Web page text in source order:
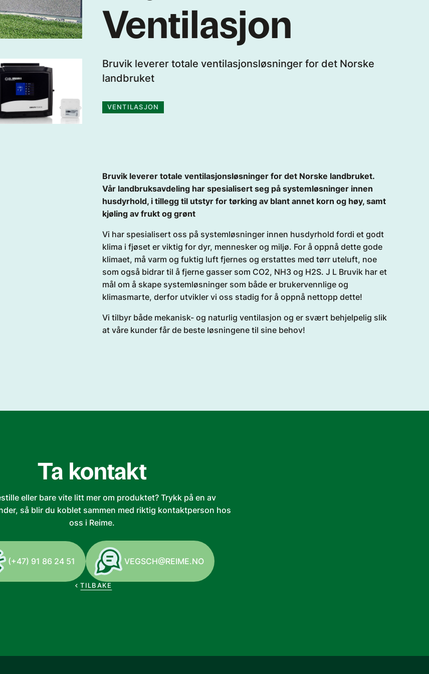
Ventilasjon
Bruvik leverer totale ventilasjonsløsninger for det Norske
landbruket
VENTILASJON
Bruvik leverer totale ventilasjonsløsninger for det Norske landbruket.
Vår landbruksavdeling har spesialisert seg på systemløsninger innen
husdyrhold, i tillegg til utstyr for tørking av blant annet korn og høy, samt
kjøling av frukt og grønt
Vi har spesialisert oss på systemløsninger innen husdyrhold fordi et godt
klima i fjøset er viktig for dyr, mennesker og miljø. For å oppnå dette gode
klimaet, må varm og fuktig luft fjernes og erstattes med tørr uteluft, noe
som også bidrar til å fjerne gasser som CO2, NH3 og H2S. J L Bruvik har et
mål om å skape systemløsninger som både er brukervennlige og
klimasmarte, derfor utvikler vi oss stadig for å oppnå nettopp dette!
Vi tilbyr både mekanisk- og naturlig ventilasjon og er svært behjelpelig slik
at våre kunder får de beste løsningene til sine behov!
Ta kontakt
eller bare vite litt mer om produktet? Trykk på en av
så blir du koblet sammen med riktig kontaktperson hos
oss i Reime.
(+47) 91 86 24 51 VEGSCH@REIME.NO
TILBAKE